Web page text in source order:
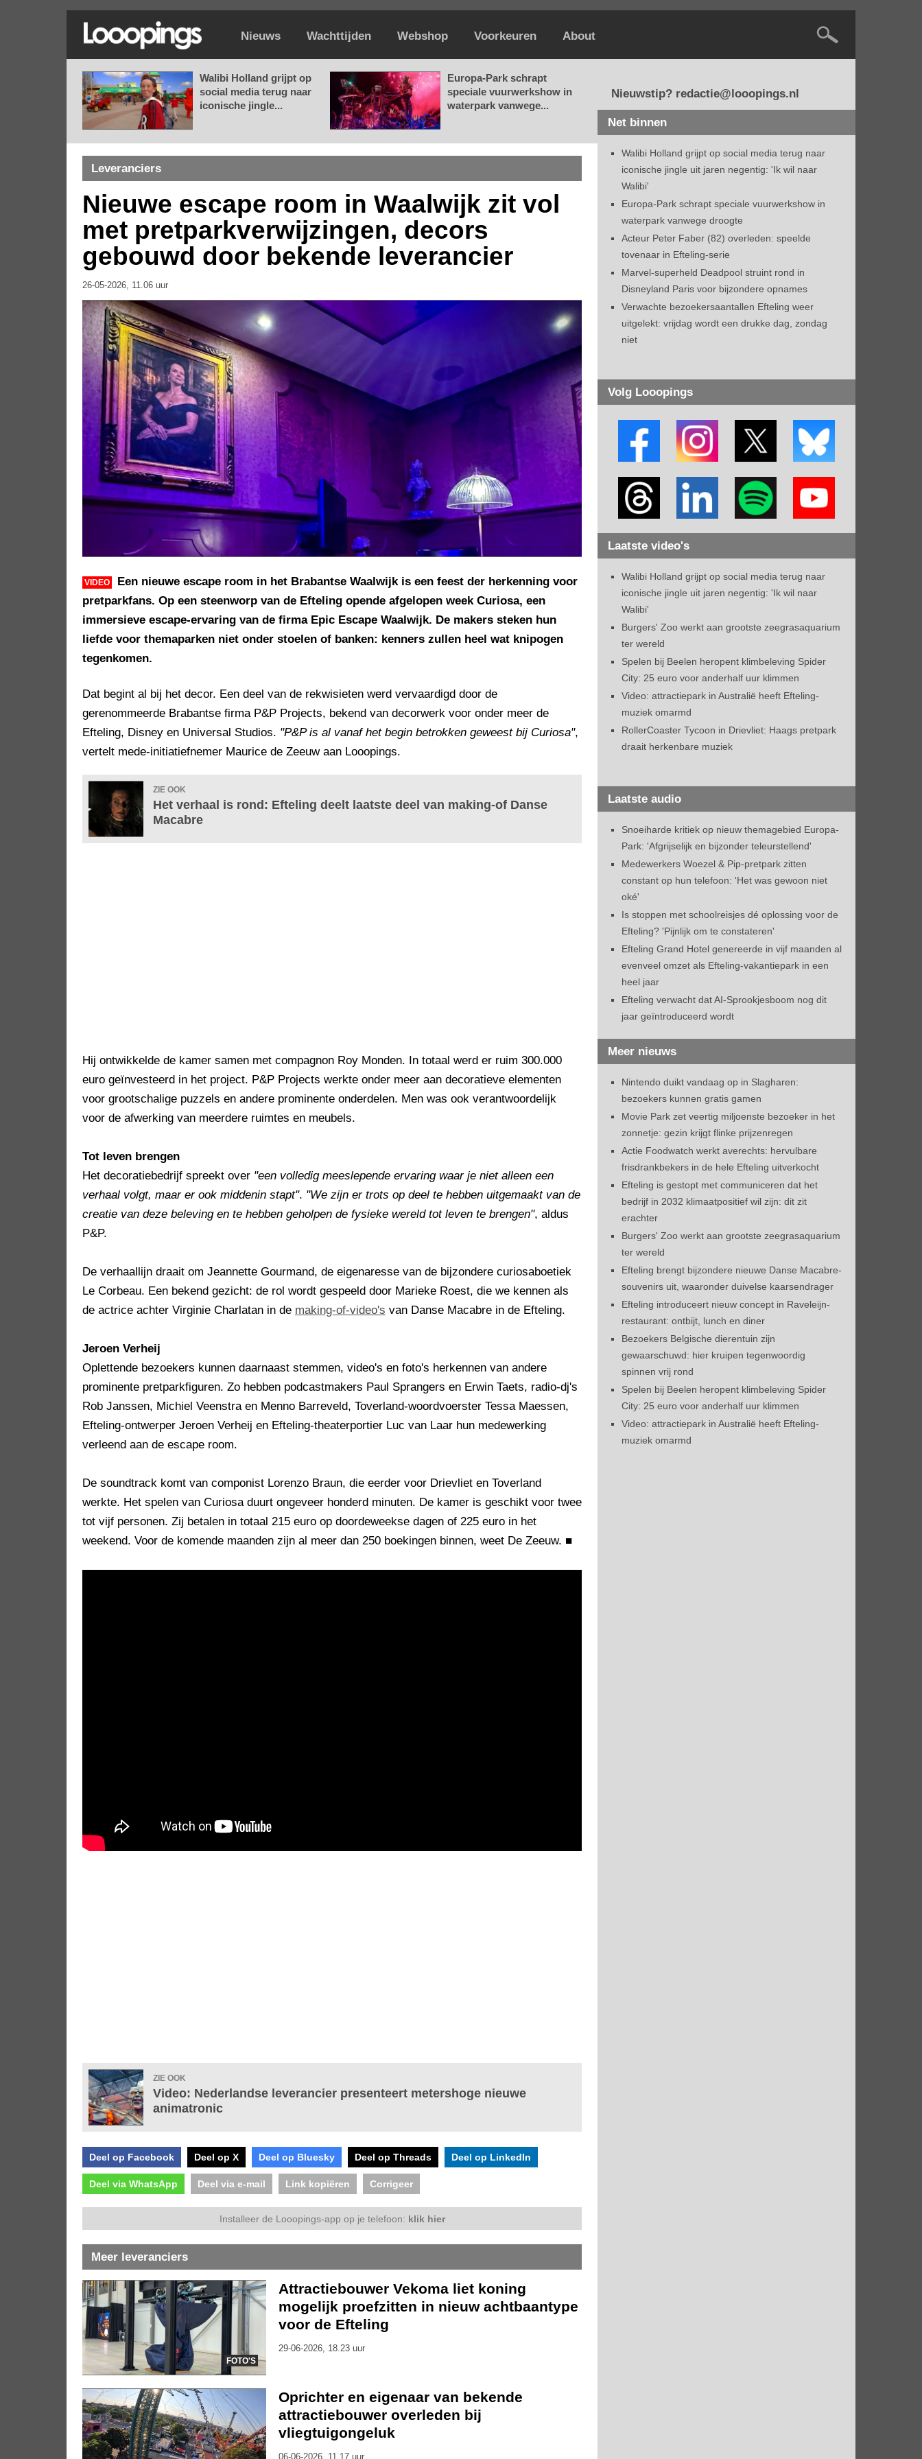
Nieuws Wachttijden Webshop Voorkeuren About
Walibi Holland grijpt op
social media terug naar
iconische jingle...
Europa-Park schrapt
speciale vuurwerkshow in
waterpark vanwege...
Leveranciers
Nieuwe escape room in Waalwijk zit vol
met pretparkverwijzingen, decors
gebouwd door bekende leverancier
26-05-2026, 11.06 uur
VIDEO
Een nieuwe escape room in het Brabantse Waalwijk is een feest der herkenning voor
pretparkfans. Op een steenworp van de Efteling opende afgelopen week Curiosa, een
immersieve escape-ervaring van de firma Epic Escape Waalwijk. De makers steken hun
liefde voor themaparken niet onder stoelen of banken: kenners zullen heel wat knipogen
tegenkomen.
Dat begint al bij het decor. Een deel van de rekwisieten werd vervaardigd door de
gerenommeerde Brabantse firma P&P Projects, bekend van decorwerk voor onder meer de
Efteling, Disney en Universal Studios. "P&P is al vanaf het begin betrokken geweest bij Curiosa",
vertelt mede-initiatiefnemer Maurice de Zeeuw aan Looopings.
ZIE OOK
Het verhaal is rond: Efteling deelt laatste deel van making-of Danse
Macabre
Hij ontwikkelde de kamer samen met compagnon Roy Monden. In totaal werd er ruim 300.000
euro geïnvesteerd in het project. P&P Projects werkte onder meer aan decoratieve elementen
voor grootschalige puzzels en andere prominente onderdelen. Men was ook verantwoordelijk
voor de afwerking van meerdere ruimtes en meubels.
Tot leven brengen
Het decoratiebedrijf spreekt over "een volledig meeslepende ervaring waar je niet alleen een
verhaal volgt, maar er ook middenin stapt". "We zijn er trots op deel te hebben uitgemaakt van de
creatie van deze beleving en te hebben geholpen de fysieke wereld tot leven te brengen", aldus
P&P.
De verhaallijn draait om Jeannette Gourmand, de eigenaresse van de bijzondere curiosaboetiek
Le Corbeau. Een bekend gezicht: de rol wordt gespeeld door Marieke Roest, die we kennen als
de actrice achter Virginie Charlatan in de making-of-video's van Danse Macabre in de Efteling.
Jeroen Verheij
Oplettende bezoekers kunnen daarnaast stemmen, video's en foto's herkennen van andere
prominente pretparkfiguren. Zo hebben podcastmakers Paul Sprangers en Erwin Taets, radio-dj's
Rob Janssen, Michiel Veenstra en Menno Barreveld, Toverland-woordvoerster Tessa Maessen,
Efteling-ontwerper Jeroen Verheij en Efteling-theaterportier Luc van Laar hun medewerking
verleend aan de escape room.
De soundtrack komt van componist Lorenzo Braun, die eerder voor Drievliet en Toverland
werkte. Het spelen van Curiosa duurt ongeveer honderd minuten. De kamer is geschikt voor twee
tot vijf personen. Zij betalen in totaal 215 euro op doordeweekse dagen of 225 euro in het
weekend. Voor de komende maanden zijn al meer dan 250 boekingen binnen, weet De Zeeuw. ■
ZIE OOK
Video: Nederlandse leverancier presenteert metershoge nieuwe
animatronic
Deel op Facebook Deel op X Deel op Bluesky Deel op Threads Deel op LinkedIn
Deel via WhatsApp Deel via e-mail Link kopiëren Corrigeer
Installeer de Looopings-app op je telefoon: klik hier
Meer leveranciers
FOTO'S
Attractiebouwer Vekoma liet koning
mogelijk proefzitten in nieuw achtbaantype
voor de Efteling
29-06-2026, 18.23 uur
Oprichter en eigenaar van bekende
attractiebouwer overleden bij
vliegtuigongeluk
06-06-2026, 11.17 uur
Nieuwstip? redactie@looopings.nl
Net binnen
Walibi Holland grijpt op social media terug naar
iconische jingle uit jaren negentig: 'Ik wil naar
Walibi'
Europa-Park schrapt speciale vuurwerkshow in
waterpark vanwege droogte
Acteur Peter Faber (82) overleden: speelde
tovenaar in Efteling-serie
Marvel-superheld Deadpool struint rond in
Disneyland Paris voor bijzondere opnames
Verwachte bezoekersaantallen Efteling weer
uitgelekt: vrijdag wordt een drukke dag, zondag
niet
Volg Looopings
Laatste video's
Walibi Holland grijpt op social media terug naar
iconische jingle uit jaren negentig: 'Ik wil naar
Walibi'
Burgers' Zoo werkt aan grootste zeegrasaquarium
ter wereld
Spelen bij Beelen heropent klimbeleving Spider
City: 25 euro voor anderhalf uur klimmen
Video: attractiepark in Australië heeft Efteling-
muziek omarmd
RollerCoaster Tycoon in Drievliet: Haags pretpark
draait herkenbare muziek
Laatste audio
Snoeiharde kritiek op nieuw themagebied Europa-
Park: 'Afgrijselijk en bijzonder teleurstellend'
Medewerkers Woezel & Pip-pretpark zitten
constant op hun telefoon: 'Het was gewoon niet
oké'
Is stoppen met schoolreisjes dé oplossing voor de
Efteling? 'Pijnlijk om te constateren'
Efteling Grand Hotel genereerde in vijf maanden al
evenveel omzet als Efteling-vakantiepark in een
heel jaar
Efteling verwacht dat AI-Sprookjesboom nog dit
jaar geïntroduceerd wordt
Meer nieuws
Nintendo duikt vandaag op in Slagharen:
bezoekers kunnen gratis gamen
Movie Park zet veertig miljoenste bezoeker in het
zonnetje: gezin krijgt flinke prijzenregen
Actie Foodwatch werkt averechts: hervulbare
frisdrankbekers in de hele Efteling uitverkocht
Efteling is gestopt met communiceren dat het
bedrijf in 2032 klimaatpositief wil zijn: dit zit
erachter
Burgers' Zoo werkt aan grootste zeegrasaquarium
ter wereld
Efteling brengt bijzondere nieuwe Danse Macabre-
souvenirs uit, waaronder duivelse kaarsendrager
Efteling introduceert nieuw concept in Raveleijn-
restaurant: ontbijt, lunch en diner
Bezoekers Belgische dierentuin zijn
gewaarschuwd: hier kruipen tegenwoordig
spinnen vrij rond
Spelen bij Beelen heropent klimbeleving Spider
City: 25 euro voor anderhalf uur klimmen
Video: attractiepark in Australië heeft Efteling-
muziek omarmd